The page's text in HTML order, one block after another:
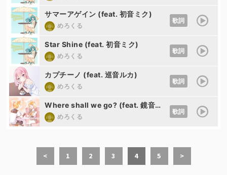
サマーアゲイン (feat. 初音ミク)
めろくる
歌詞
Star Shine (feat. 初音ミク)
めろくる
歌詞
カプチーノ (feat. 巡音ルカ)
めろくる
歌詞
Where shall we go? (feat. 鏡音リン&鏡音レン)
めろくる
歌詞
< 1 2 3 4 5 >